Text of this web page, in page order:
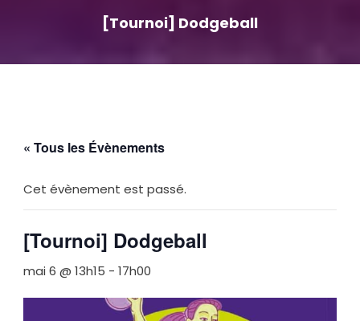
[Tournoi] Dodgeball
« Tous les Évènements
Cet évènement est passé.
[Tournoi] Dodgeball
mai 6 @ 13h15 - 17h00